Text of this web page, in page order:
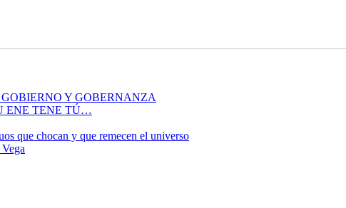
Y GOBERNANZA
ENE TENE TÚ…
que chocan y que remecen el universo